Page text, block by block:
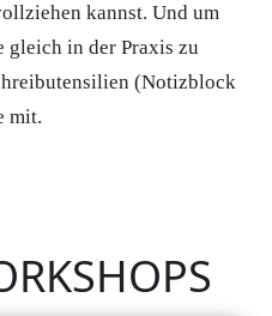
kannst. Und um
gleich in der Praxis zu
(Notizblock
mit.